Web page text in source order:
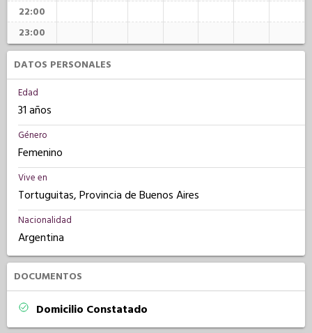
22:00
23:00
DATOS PERSONALES
Edad
31 años
Género
Femenino
Vive en
Tortuguitas, Provincia de Buenos Aires
Nacionalidad
Argentina
DOCUMENTOS
Domicilio Constatado